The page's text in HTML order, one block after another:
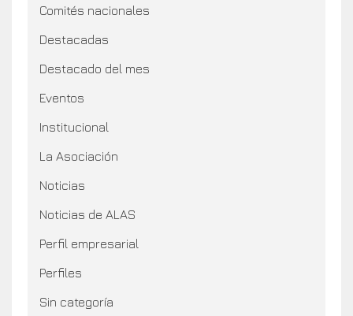
Comités nacionales
Destacadas
Destacado del mes
Eventos
Institucional
La Asociación
Noticias
Noticias de ALAS
Perfil empresarial
Perfiles
Sin categoría